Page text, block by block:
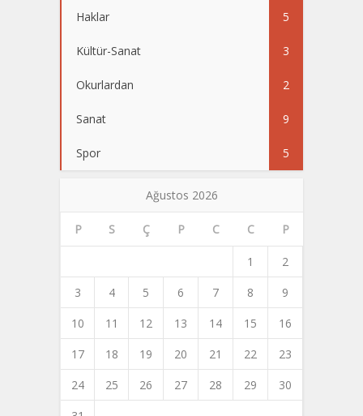
Haklar 5
Kültür-Sanat 3
Okurlardan 2
Sanat 9
Spor 5
Ağustos 2026
P S Ç P C C P
1
2
3
4 5 6 7 8
9
10
11 12 13 14 15
16
17
18 19 20 21 22
23
24
25 26 27 28 29
30